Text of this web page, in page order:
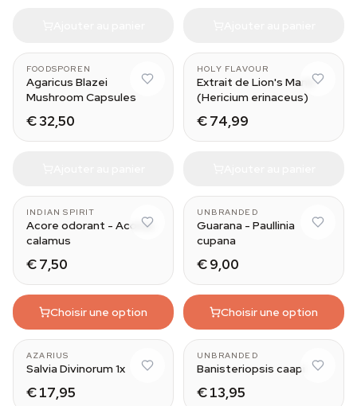
FOODSPOREN
Agaricus Blazei
Mushroom Capsules
€ 32,50
HOLY FLAVOUR
Extrait de Lion's Mane
(Hericium erinaceus)
€ 74,99
INDIAN SPIRIT
Acore odorant - Acorus
calamus
€ 7,50
Choisir une option
UNBRANDED
Guarana - Paullinia
cupana
€ 9,00
Choisir une option
10x (1g)
AZARIUS
Salvia Divinorum 1x
€ 17,95
UNBRANDED
Banisteriopsis caapi
€ 13,95